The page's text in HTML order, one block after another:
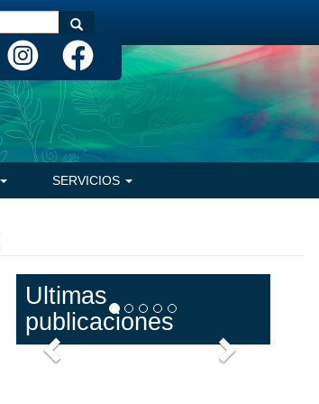
Buscar
SERVICIOS
Ultimas
publicaciones
Anterior Siguiente